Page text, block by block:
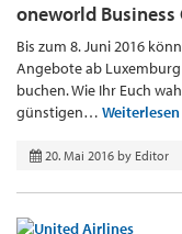
oneworld Business
Bis zum 8. Juni 2016
Angebote ab
buchen. Wie Ihr Euch
günstigen… Weiterlesen
20. Mai 2016 by Editor